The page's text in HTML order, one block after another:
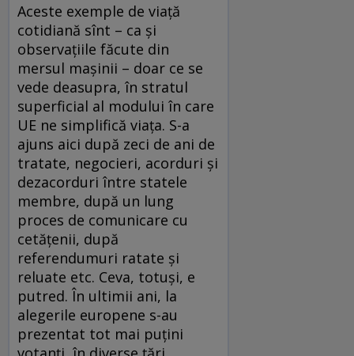
Aceste exemple de viaţă
cotidiană sînt – ca şi
observaţiile făcute din
mersul maşinii – doar ce se
vede deasupra, în stratul
superficial al modului în care
UE ne simplifică viaţa. S-a
ajuns aici după zeci de ani de
tratate, negocieri, acorduri şi
dezacorduri între statele
membre, după un lung
proces de comunicare cu
cetăţenii, după
referendumuri ratate şi
reluate etc. Ceva, totuşi, e
putred. În ultimii ani, la
alegerile europene s-au
prezentat tot mai puţini